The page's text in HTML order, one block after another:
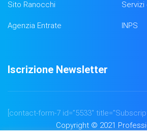
Sito Ranocchi
Agenzia Entrate INPS
Iscrizione Newsletter
[contact-form-7 id=”5533″
Copyright © 2021